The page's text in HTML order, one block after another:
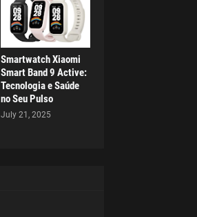
Smartwatch Xiaomi
Smart Band 9 Active:
Tecnologia e Saúde
no Seu Pulso
July 21, 2025